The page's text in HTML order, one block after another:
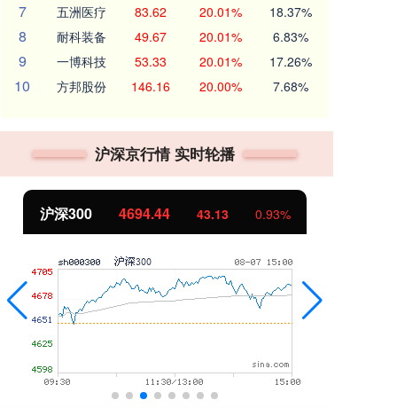
7 五洲医疗 83.62 20.01% 18.37%
8 耐科装备 49.67 20.01% 6.83%
9 一博科技 53.33 20.01% 17.26%
10 方邦股份 146.16 20.00% 7.68%
沪深京行情 实时轮播
沪深300 4694.44 43.13 0.93%